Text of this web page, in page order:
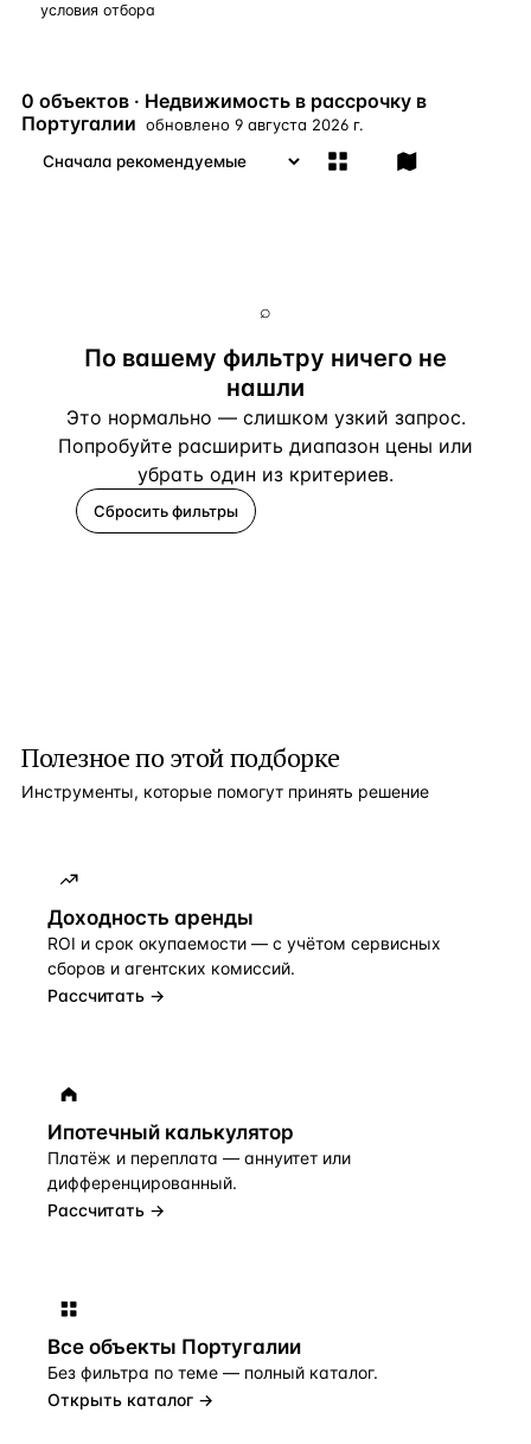
Анталия — Локация
Турция Россия Испания Кипр Таиланд
ВСЕ НАПРАВЛЕНИЯ →
условия отбора
0 объектов · Недвижимость в рассрочку в
Португалии обновлено 9 августа 2026 г.
⌕
По вашему фильтру ничего не
нашли
Это нормально — слишком узкий запрос.
Попробуйте расширить диапазон цены или
убрать один из критериев.
Сбросить фильтры
Полезное по этой подборке
Инструменты, которые помогут принять решение
Доходность аренды
ROI и срок окупаемости — с учётом сервисных
сборов и агентских комиссий.
Рассчитать →
Ипотечный калькулятор
Платёж и переплата — аннуитет или
дифференцированный.
Рассчитать →
Все объекты Португалии
Без фильтра по теме — полный каталог.
Открыть каталог →